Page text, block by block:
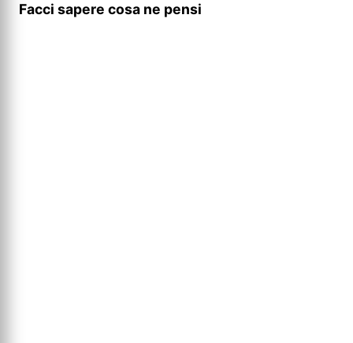
Facci sapere cosa ne pensi